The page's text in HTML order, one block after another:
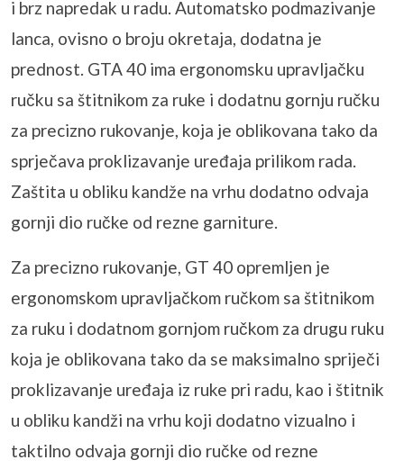
i brz napredak u radu. Automatsko podmazivanje
lanca, ovisno o broju okretaja, dodatna je
prednost. GTA 40 ima ergonomsku upravljačku
ručku sa štitnikom za ruke i dodatnu gornju ručku
za precizno rukovanje, koja je oblikovana tako da
sprječava proklizavanje uređaja prilikom rada.
Zaštita u obliku kandže na vrhu dodatno odvaja
gornji dio ručke od rezne garniture.
Za precizno rukovanje, GT 40 opremljen je
ergonomskom upravljačkom ručkom sa štitnikom
za ruku i dodatnom gornjom ručkom za drugu ruku
koja je oblikovana tako da se maksimalno spriječi
proklizavanje uređaja iz ruke pri radu, kao i štitnik
u obliku kandži na vrhu koji dodatno vizualno i
taktilno odvaja gornji dio ručke od rezne